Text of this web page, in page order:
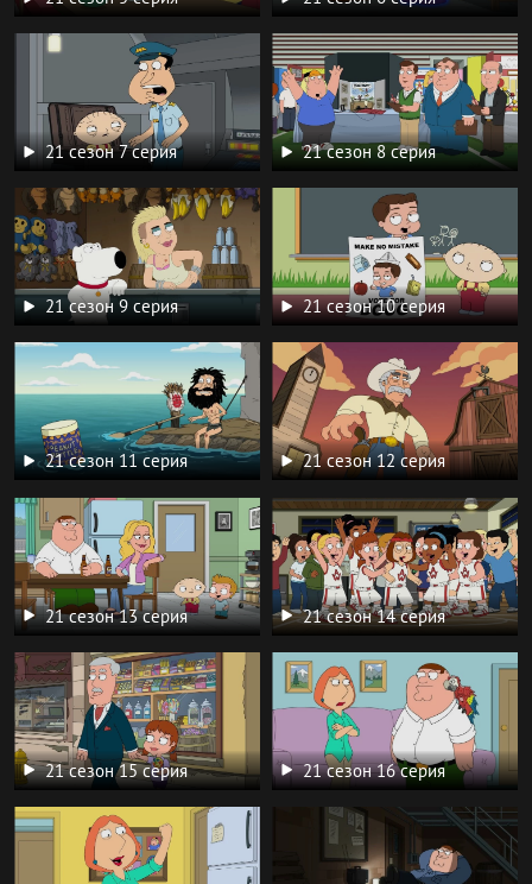
21 сезон 7 серия 21 сезон 8 серия
21 сезон 9 серия 21 сезон 10 серия
21 сезон 11 серия 21 сезон 12 серия
21 сезон 13 серия 21 сезон 14 серия
21 сезон 15 серия 21 сезон 16 серия